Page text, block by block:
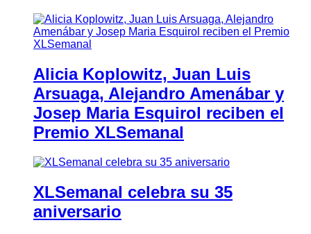
Alicia Koplowitz, Juan Luis
Arsuaga, Alejandro Amenábar y
Josep Maria Esquirol reciben el
Premio XLSemanal
XLSemanal celebra su 35
aniversario